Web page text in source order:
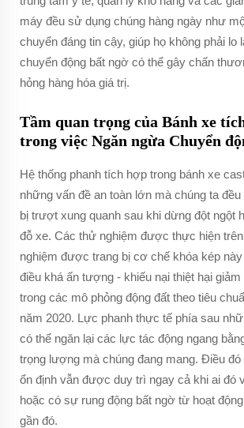
máy đều sử dụng chúng hàng ngày như
chuyển đáng tin cậy, giúp họ không phải lo
chuyển động bất ngờ có thể gây chấn
hỏng hàng hóa giá trị.
Tầm quan trọng của Bánh xe
trong việc Ngăn ngừa Chuyển
Hệ thống phanh tích hợp trong bánh xe
những vấn đề an toàn lớn mà chúng ta đều
bị trượt xung quanh sau khi dừng đột ngột
đỗ xe. Các thử nghiệm được thực hiện
nghiệm được trang bị cơ chế khóa kép
điều khá ấn tượng - khiếu nại thiệt hại
trong các mô phỏng động đất theo tiêu
năm 2020. Lực phanh thực tế phía sau
có thể ngăn lại các lực tác động ngang
trọng lượng mà chúng đang mang. Điều
ổn định vẫn được duy trì ngay cả khi ai đó
hoặc có sự rung động bất ngờ từ hoạt
gần đó.